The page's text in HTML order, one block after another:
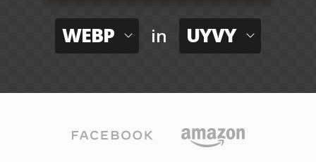
WEBP in UYVY